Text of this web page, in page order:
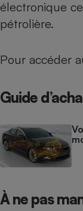
électronique
pétrolière.
Pour accéder
Guide
À ne pas